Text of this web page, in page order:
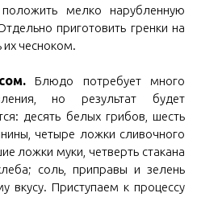
мелко нарубленную
приготовить гренки на
их чесноком.
Блюдо потребует много
но результат будет
десять белых грибов, шесть
четыре ложки сливочного
ложки муки, четверть стакана
соль, приправы и зелень
вкусу. Приступаем к процессу